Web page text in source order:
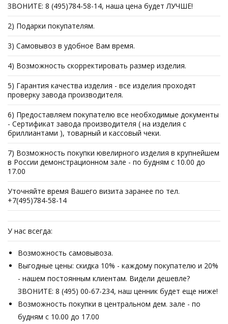
ЗВОНИТЕ: 8 (495)784-58-14, наша цена будет ЛУЧШЕ!
2) Подарки покупателям.
3) Самовывоз в удобное Вам время.
4) Возможность скорректировать размер изделия.
5) Гарантия качества изделия - все изделия проходят
проверку завода производителя.
6) Предоставляем покупателю все необходимые документы
- Сертификат завода производителя ( на изделия с
бриллиантами ), товарный и кассовый чеки.
7) Возможность покупки ювелирного изделия в крупнейшем
в России демонстрационном зале - по будням с 10.00 до
17.00
Уточняйте время Вашего визита заранее по тел.
+7(495)784-58-14
У нас всегда:
Возможность самовывоза.
Выгодные цены: скидка 10% - каждому покупателю и 20%
- нашем постоянным клиентам. Видели дешевле?
ЗВОНИТЕ: 8 (495) 00-67-234, наш ценник будет еще ниже!
Возможность покупки в центральном дем. зале - по
будням с 10.00 до 17.00